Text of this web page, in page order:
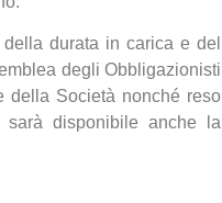
durata in carica e del
degli Obbligazionisti
della Società nonché reso
sarà disponibile anche la